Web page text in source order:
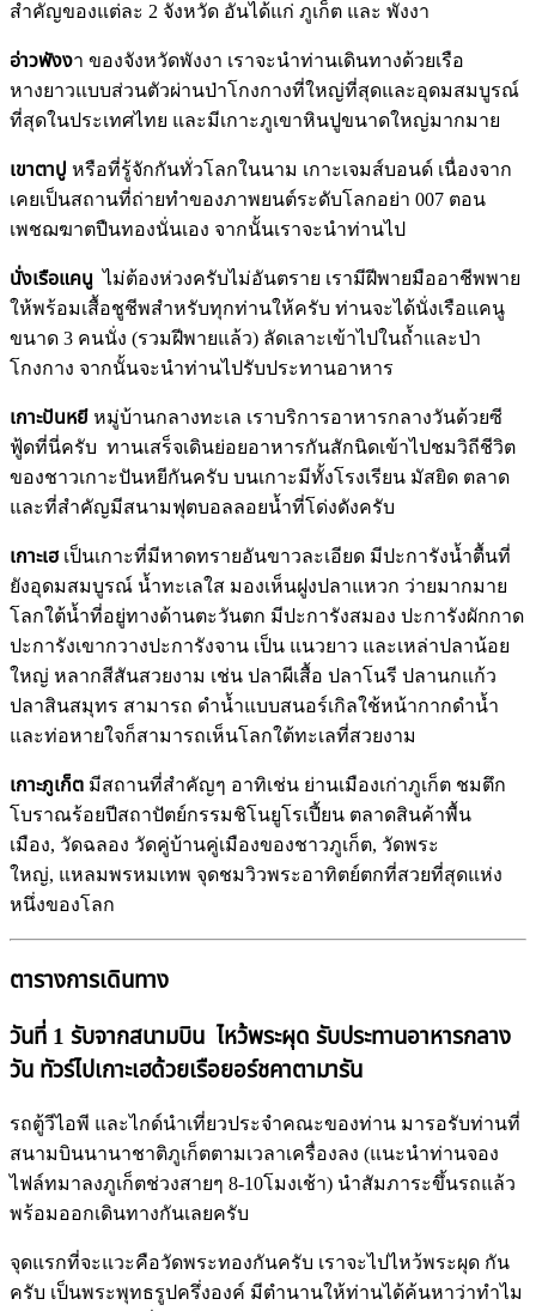
สำคัญของแต่ละ 2 จังหวัด อันได้แก่ ภูเก็ต และ พังงา
อ่าวพังงา ของจังหวัดพังงา เราจะนำท่านเดินทางด้วยเรือ
หางยาวแบบส่วนตัวผ่านป่าโกงกางที่ใหญ่ที่สุดและอุดมสมบูรณ์
ที่สุดในประเทศไทย และมีเกาะภูเขาหินปูขนาดใหญ่มากมาย
เขาตาปู หรือที่รู้จักกันทั่วโลกในนาม เกาะเจมส์บอนด์ เนื่องจาก
เคยเป็นสถานที่ถ่ายทำของภาพยนต์ระดับโลกอย่า 007 ตอน
เพชฌฆาตปืนทองนั่นเอง จากนั้นเราจะนำท่านไป
นั่งเรือแคนู ไม่ต้องห่วงครับไม่อันตราย เรามีฝีพายมืออาชีพพาย
ให้พร้อมเสื้อชูชีพสำหรับทุกท่านให้ครับ ท่านจะได้นั่งเรือแคนู
ขนาด 3 คนนั่ง (รวมฝีพายแล้ว) ลัดเลาะเข้าไปในถ้ำและป่า
โกงกาง จากนั้นจะนำท่านไปรับประทานอาหาร
เกาะปันหยี หมู่บ้านกลางทะเล เราบริการอาหารกลางวันด้วยซี
ฟู้ดที่นี่ครับ ทานเสร็จเดินย่อยอาหารกันสักนิดเข้าไปชมวิถีชีวิต
ของชาวเกาะปันหยีกันครับ บนเกาะมีทั้งโรงเรียน มัสยิด ตลาด
และที่สำคัญมีสนามฟุตบอลลอยน้ำที่โด่งดังครับ
เกาะเฮเป็นเกาะที่มีหาดทรายอันขาวละเอียด มีปะการังน้ำตื้นที่
ยังอุดมสมบูรณ์ น้ำทะเลใส มองเห็นฝูงปลาแหวก ว่ายมากมาย
โลกใต้น้ำที่อยู่ทางด้านตะวันตก มีปะการังสมอง ปะการังผักกาด
ปะการังเขากวางปะการังจาน เป็น แนวยาว และเหล่าปลาน้อย
ใหญ่ หลากสีสันสวยงาม เช่น ปลาผีเสื้อ ปลาโนรี ปลานกแก้ว
ปลาสินสมุทร สามารถ ดำน้ำแบบสนอร์เกิลใช้หน้ากากดำน้ำ
และท่อหายใจก็สามารถเห็นโลกใต้ทะเลที่สวยงาม
เกาะภูเก็ต มีสถานที่สำคัญๆ อาทิเช่น ย่านเมืองเก่าภูเก็ต ชมตึก
โบราณร้อยปีสถาปัตย์กรรมชิโนยูโรเปี้ยน ตลาดสินค้าพื้น
เมือง, วัดฉลอง วัดคู่บ้านคู่เมืองของชาวภูเก็ต, วัดพระ
ใหญ่, แหลมพรหมเทพ จุดชมวิวพระอาทิตย์ตกที่สวยที่สุดแห่ง
หนึ่งของโลก
ตารางการเดินทาง
วันที่ 1 รับจากสนามบิน ไหว้พระผุด รับประทานอาหารกลาง
วัน ทัวร์ไปเกาะเฮด้วยเรือยอร์ชคาตามารัน
รถตู้วีไอพี และไกด์นำเที่ยวประจำคณะของท่าน มารอรับท่านที่
สนามบินนานาชาติภูเก็ตตามเวลาเครื่องลง (แนะนำท่านจอง
ไฟล์ทมาลงภูเก็ตช่วงสายๆ 8-10โมงเช้า) นำสัมภาระขึ้นรถแล้ว
พร้อมออกเดินทางกันเลยครับ
จุดแรกที่จะแวะคือวัดพระทองกันครับ เราจะไปไหว้พระผุด กัน
ครับ เป็นพระพุทธรูปครึ่งองค์ มีตำนานให้ท่านได้ค้นหาว่าทำไม